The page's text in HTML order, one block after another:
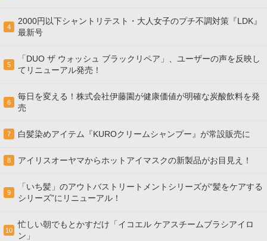
4
2000円以下シャントリテスト・大人女子のプチ不調対策『LDK』
最新号
5
「DUO ザ ウォッシュ ブラックリペア」、ユーザーの声を反映し
てリニューアル発売！
6
毎日を変える！株式会社伊藤園が健康価値が明確な炭酸飲料を発
売
7 白髪染めアイテム『KUROクリームシャンプー』が常設販売に
8 アイリスオーヤマからホットアイマスクの新製品がお目見え！
9
「いち髪」のアウトバストリートメントシリーズが“髪をケアする
シリーズ”にリニューアル！
10
忙しい朝でもとかすだけ「イコエル ケアスチームブラシアイロ
ン」